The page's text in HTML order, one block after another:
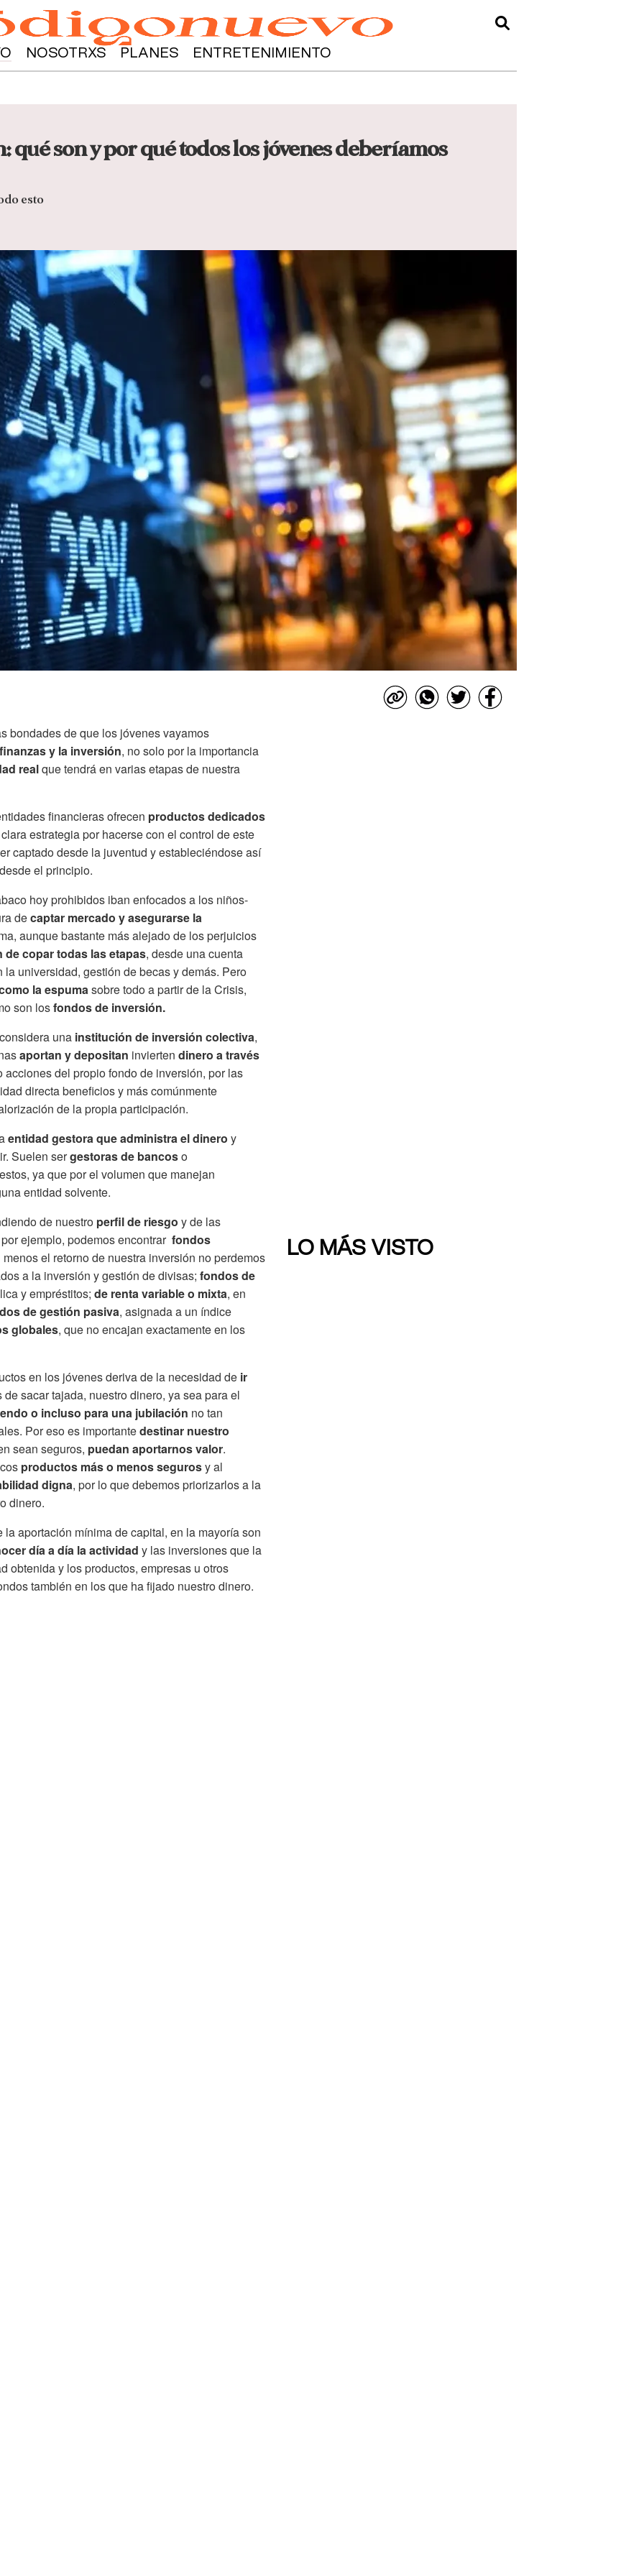
NOSOTRXS PLANES ENTRETENIMIENTO
qué son y por qué todos los jóvenes deberíamos
esto
bondades de que los jóvenes vayamos
y la inversión, no solo por la importancia
realque tendrá en varias etapas de nuestra
financieras ofrecen productos dedicados
estrategia por hacerse con el control de este
captado desde la juventud y estableciéndose así
el principio.
hoy prohibidos iban enfocados a los niños-
decaptar mercado y asegurarse la
aunque bastante más alejado de los perjuicios
de copar todas las etapas, desde una cuenta
universidad, gestión de becas y demás. Pero
la espumasobre todo a partir de la Crisis,
son losfondos de inversión.
una institución de inversión colectiva,
aportan y depositan invierten dinero a través
del propio fondo de inversión, por las
directa beneficios y más comúnmente
de la propia participación.
entidad gestora que administra el dinero y
Suelen sergestoras de bancoso
ya que por el volumen que manejan
entidad solvente.
de nuestro perfil de riesgo y de las
ejemplo, podemos encontrar fondos
el retorno de nuestra inversión no perdemos
a la inversión y gestión de divisas; fondos de
y empréstitos; de renta variable o mixta, en
de gestión pasiva, asignada a un índice
globales, que no encajan exactamente en los
en los jóvenes deriva de la necesidad de ir
de sacar tajada, nuestro dinero, ya sea para el
o incluso para una jubilación no tan
Por eso es importantedestinar nuestro
sean seguros, puedan aportarnos valor.
productos más o menos segurosy al
digna, por lo que debemos priorizarlos a la
dinero.
aportación mínima de capital, en la mayoría son
día a día la actividad y las inversiones que la
obtenida y los productos, empresas u otros
también en los que ha fijado nuestro dinero.
LO MÁS VISTO